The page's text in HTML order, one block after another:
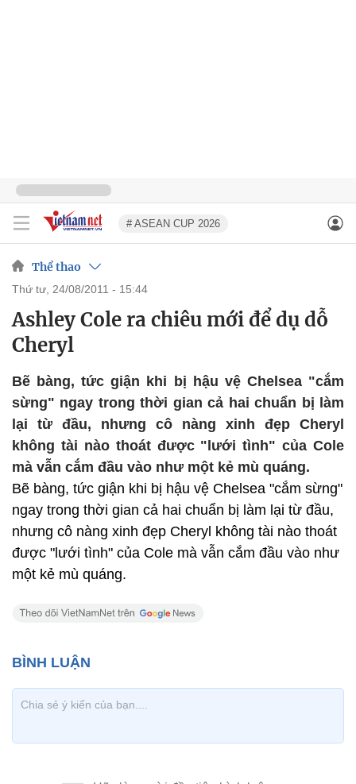
# ASEAN CUP 2026
Thể thao
thứ tư, 24/08/2011 - 15:44
Ashley Cole ra chiêu mới để dụ dỗ
Cheryl
Bẽ bàng, tức giận khi bị hậu vệ Chelsea "cắm
sừng" ngay trong thời gian cả hai chuẩn bị làm
lại từ đầu, nhưng cô nàng xinh đẹp Cheryl
không tài nào thoát được "lưới tình" của Cole
mà vẫn cắm đầu vào như một kẻ mù quáng.
Bẽ bàng, tức giận khi bị hậu vệ Chelsea "cắm sừng"
ngay trong thời gian cả hai chuẩn bị làm lại từ đầu,
nhưng cô nàng xinh đẹp Cheryl không tài nào thoát
được "lưới tình" của Cole mà vẫn cắm đầu vào như
một kẻ mù quáng.